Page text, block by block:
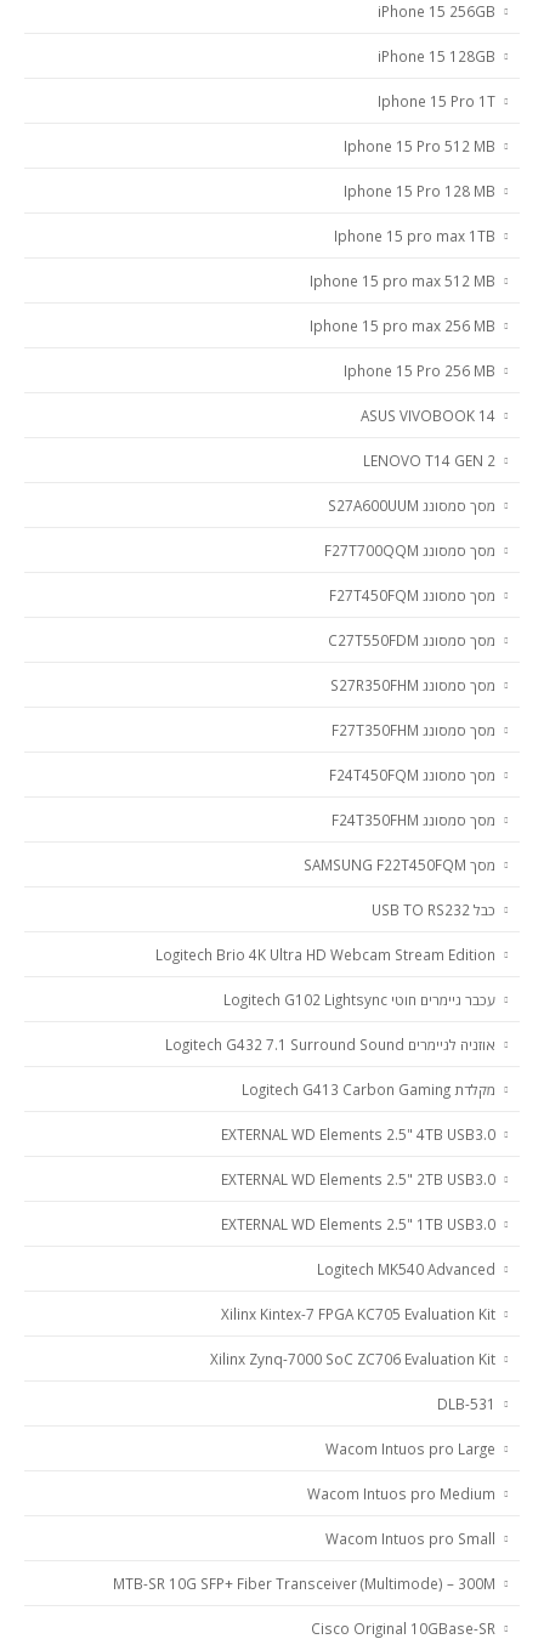
iPhone 15 256GB
iPhone 15 128GB
Iphone 15 Pro 1T
Iphone 15 Pro 512 MB
Iphone 15 Pro 128 MB
Iphone 15 pro max 1TB
Iphone 15 pro max 512 MB
Iphone 15 pro max 256 MB
Iphone 15 Pro 256 MB
ASUS VIVOBOOK 14
LENOVO T14 GEN 2
מסך סמסונג S27A600UUM
מסך סמסונג F27T700QQM
מסך סמסונג F27T450FQM
מסך סמסונג C27T550FDM
מסך סמסונג S27R350FHM
מסך סמסונג F27T350FHM
מסך סמסונג F24T450FQM
מסך סמסונג F24T350FHM
מסך SAMSUNG F22T450FQM
כבל USB TO RS232
Logitech Brio 4K Ultra HD Webcam Stream Edition
עכבר גיימרים חוטי Logitech G102 Lightsync
אוזניה לגיימרים Logitech G432 7.1 Surround Sound
מקלדת Logitech G413 Carbon Gaming
EXTERNAL WD Elements 2.5" 4TB USB3.0
EXTERNAL WD Elements 2.5" 2TB USB3.0
EXTERNAL WD Elements 2.5" 1TB USB3.0
Logitech MK540 Advanced
Xilinx Kintex-7 FPGA KC705 Evaluation Kit
Xilinx Zynq-7000 SoC ZC706 Evaluation Kit
DLB-531
Wacom Intuos pro Large
Wacom Intuos pro Medium
Wacom Intuos pro Small
MTB-SR 10G SFP+ Fiber Transceiver (Multimode) – 300M
Cisco Original 10GBase-SR